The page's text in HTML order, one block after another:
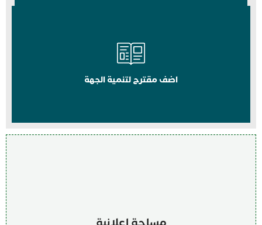
اضف مقترح لتنمية الجهة